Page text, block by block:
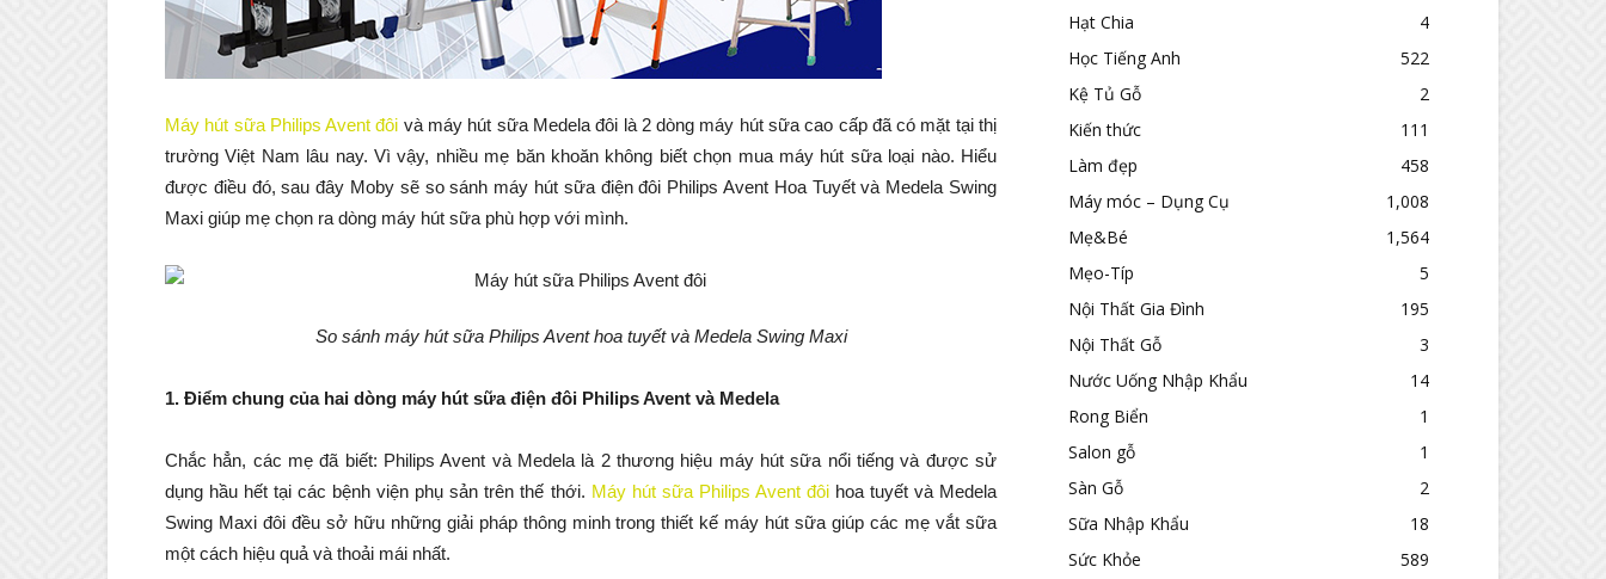
Máy hút sữa Philips Avent đôi và máy hút sữa Medela đôi là 2 dòng máy hút sữa cao cấp đã có mặt tại thị
trường Việt Nam lâu nay. Vì vậy, nhiều mẹ băn khoăn không biết chọn mua máy hút sữa loại nào. Hiểu
được điều đó, sau đây Moby sẽ so sánh máy hút sữa điện đôi Philips Avent Hoa Tuyết và Medela Swing
Maxi giúp mẹ chọn ra dòng máy hút sữa phù hợp với mình.
So sánh máy hút sữa Philips Avent hoa tuyết và Medela Swing Maxi
1. Điểm chung của hai dòng máy hút sữa điện đôi Philips Avent và Medela
Chắc hẳn, các mẹ đã biết: Philips Avent và Medela là 2 thương hiệu máy hút sữa nổi tiếng và được sử
dụng hầu hết tại các bệnh viện phụ sản trên thế thới. Máy hút sữa Philips Avent đôihoa tuyết và Medela
Swing Maxi đôi đều sở hữu những giải pháp thông minh trong thiết kế máy hút sữa giúp các mẹ vắt sữa
một cách hiệu quả và thoải mái nhất.
Hạt Chia
4
Học Tiếng Anh
522
Kệ Tủ Gỗ
2
Kiến thức
111
Làm đẹp
458
Máy móc – Dụng Cụ
1,008
Mẹ&Bé
1,564
Mẹo-Típ
5
Nội Thất Gia Đình
195
Nội Thất Gỗ
3
Nước Uống Nhập Khẩu
14
Rong Biển
1
Salon gỗ
1
Sàn Gỗ
2
Sữa Nhập Khẩu
18
Sức Khỏe
589